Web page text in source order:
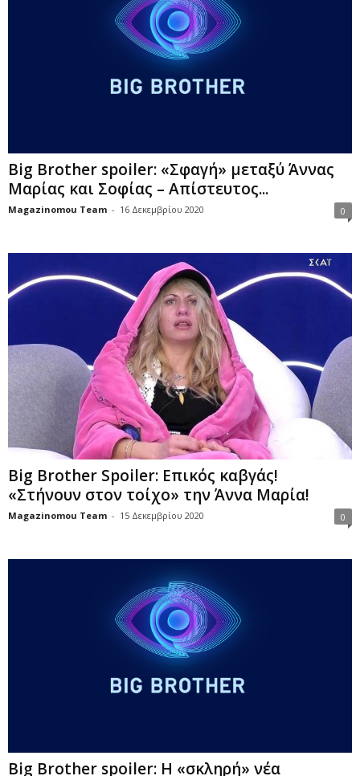
Big Brother spoiler: «Σφαγή» μεταξύ Άννας
Μαρίας και Σοφίας – Απίστευτος...
Magazinomou Team - 16 Δεκεμβρίου 2020 0
Big Brother Spoiler: Επικός καβγάς!
«Στήνουν στον τοίχο» την Άννα Μαρία!
Magazinomou Team - 15 Δεκεμβρίου 2020 0
Big Brother spoiler: Η «σκληρή» νέα